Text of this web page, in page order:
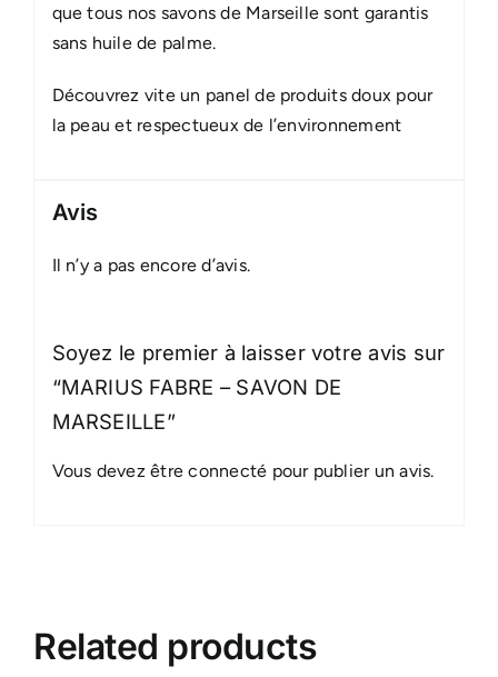
que tous nos savons de Marseille sont garantis
sans huile de palme.
Découvrez vite un panel de produits doux pour
la peau et respectueux de l’environnement
Avis
Il n’y a pas encore d’avis.
Soyez le premier à laisser votre avis sur
“MARIUS FABRE – SAVON DE
MARSEILLE”
Vous devez êtreconnecté pour publier un avis.
Related products